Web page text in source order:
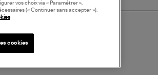
vos choix via « Paramétrer »,
(« Continuer sans accepter »).
cookies